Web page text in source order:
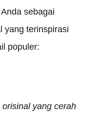
sebagai
yang terinspirasi
populer:
yang cerah